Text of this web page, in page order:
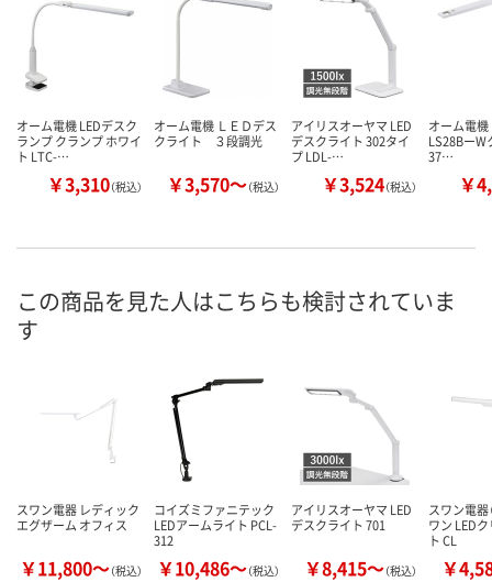
オーム電機 LEDデスク
ランプ クランプ ホワイ
ト LTC-…
￥3,310（税込）
オーム電機 ＬＥＤデス
クライト ３段調光
￥3,570～（税込）
アイリスオーヤマ LED
デスクライト 302タイ
プ LDL-…
￥3,524（税込）
オーム電機
LS28BーW
37…
￥
この商品を見た人はこちらも検討されていま
す
スワン電器 レディック
エグザーム オフィス
￥11,800～（税込）
コイズミファニテック
LEDアームライト PCL-
312
￥10,486～（税込）
アイリスオーヤマ LED
デスクライト 701
￥8,415～（税込）
スワン電器
ワン LED
ト CL
￥